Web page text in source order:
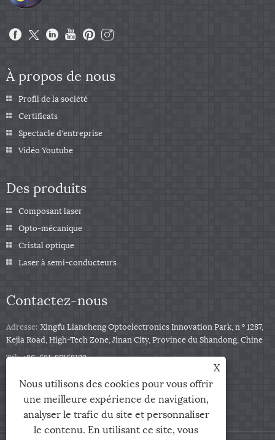
À propos de nous
Profil de la société
Certificats
Spectacle d'entreprise
Vidéo Youtube
Des produits
Composant laser
Opto-mécanique
Cristal optique
Laser à semi-conducteurs
Contactez-nous
Adresse: Xingfu Liancheng Optoelectronics Innovation Park, n ° 1287,
Kejia Road, High-Tech Zone, Jinan City, Province du Shandong, Chine
Tél: +86-531-88153122
X
Nous utilisons des cookies pour vous offrir
une meilleure expérience de navigation,
analyser le trafic du site et personnaliser
le contenu. En utilisant ce site, vous